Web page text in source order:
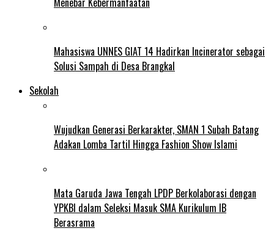
Mahasiswa UNNES GIAT 14 Hadirkan Incinerator sebagai
Solusi Sampah di Desa Brangkal
Sekolah
Wujudkan Generasi Berkarakter, SMAN 1 Subah Batang
Adakan Lomba Tartil Hingga Fashion Show Islami
Mata Garuda Jawa Tengah LPDP Berkolaborasi dengan
YPKBI dalam Seleksi Masuk SMA Kurikulum IB
Berasrama